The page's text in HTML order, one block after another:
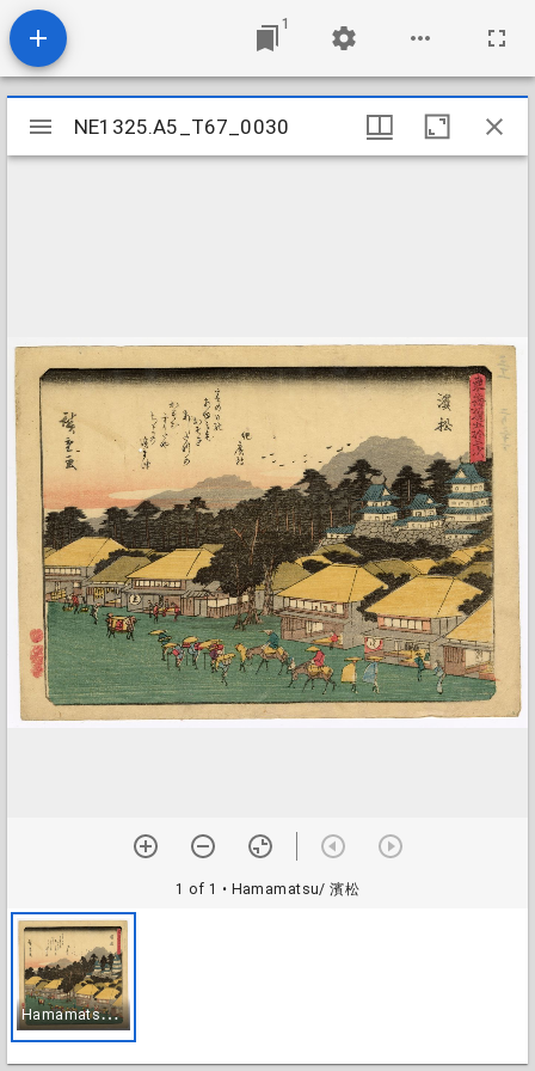
1
Mirador
viewer
NE1325.A5_T67_0030
1 of 1 • Hamamatsu/ 濱松
H
amamatsu/ 濱松
NE1325.A5_T67_0030